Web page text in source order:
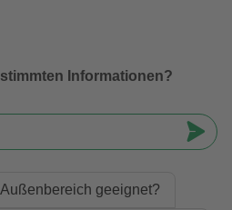
Informationen?
geeignet?